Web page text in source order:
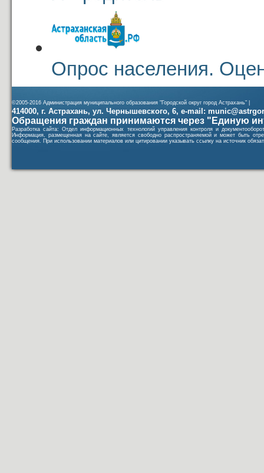
Опрос населения.
©2005-2016 Администрация муниципального образования "Городской округ город Астрахань" |
414000, г. Астрахань, ул. Чернышевского, 6, e-mail:
Обращения граждан принимаются через "Единую
Разработка сайта: Отдел информационных технологий управления контроля и
Информация, размещенная на сайте, является свободно распространяемой и может быть
сообщения. При использовании материалов или цитировании указывать ссылку на источник